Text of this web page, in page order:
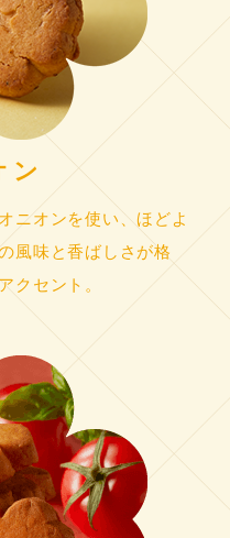
ン
ニオンを使い、ほどよ
風味と香ばしさが格
クセント。